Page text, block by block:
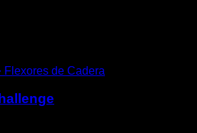
Flexores de Cadera